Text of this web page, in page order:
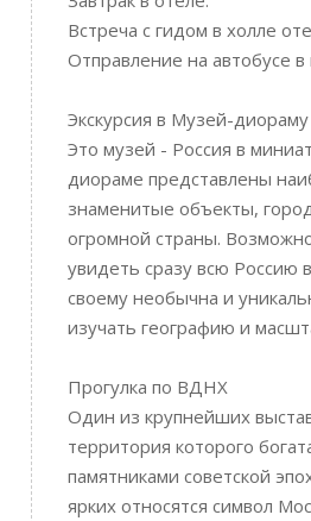
Встреча с гидом в холле
Отправление на автобусе
Экскурсия в Музей-
Это музей - Россия в
диораме представлены
знаменитые объекты,
огромной страны.
увидеть сразу всю Россию
своему необычна и
изучать географию и
Прогулка по ВДНХ
Один из крупнейших
территория которого
памятниками советской
ярких относятся символ